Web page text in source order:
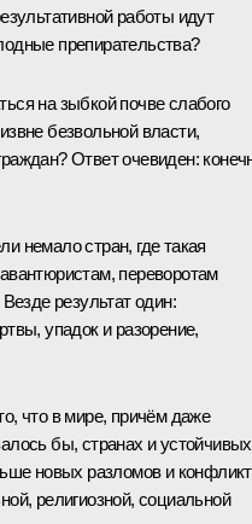
работы идут
препирательства?
на зыбкой почве слабого
безвольной власти,
Ответ очевиден:
немало стран, где такая
переворотам
результат один:
упадок и разорение,
что в мире, причём даже
бы, странах и устойчивых
новых разломов и
религиозной, социальной